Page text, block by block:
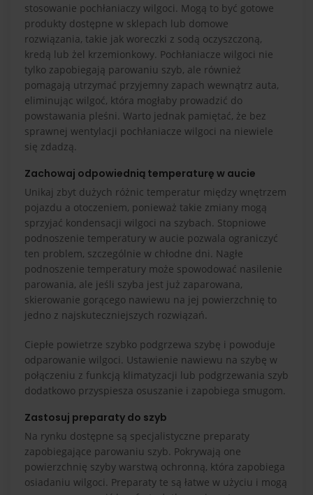
stosowanie pochłaniaczy wilgoci. Mogą to być gotowe
produkty dostępne w sklepach lub domowe
rozwiązania, takie jak woreczki z sodą oczyszczoną,
kredą lub żel krzemionkowy. Pochłaniacze wilgoci nie
tylko zapobiegają parowaniu szyb, ale również
pomagają utrzymać przyjemny zapach wewnątrz auta,
eliminując wilgoć, która mogłaby prowadzić do
powstawania pleśni. Warto jednak pamiętać, że bez
sprawnej wentylacji pochłaniacze wilgoci na niewiele
się zdadzą.
Zachowaj odpowiednią temperaturę w aucie
Unikaj zbyt dużych różnic temperatur między wnętrzem
pojazdu a otoczeniem, ponieważ takie zmiany mogą
sprzyjać kondensacji wilgoci na szybach. Stopniowe
podnoszenie temperatury w aucie pozwala ograniczyć
ten problem, szczególnie w chłodne dni. Nagłe
podnoszenie temperatury może spowodować nasilenie
parowania, ale jeśli szyba jest już zaparowana,
skierowanie gorącego nawiewu na jej powierzchnię to
jedno z najskuteczniejszych rozwiązań.
Ciepłe powietrze szybko podgrzewa szybę i powoduje
odparowanie wilgoci. Ustawienie nawiewu na szybę w
połączeniu z funkcją klimatyzacji lub podgrzewania szyb
dodatkowo przyspiesza osuszanie i zapobiega smugom.
Zastosuj preparaty do szyb
Na rynku dostępne są specjalistyczne preparaty
zapobiegające parowaniu szyb. Pokrywają one
powierzchnię szyby warstwą ochronną, która zapobiega
osiadaniu wilgoci. Preparaty te są łatwe w użyciu i mogą